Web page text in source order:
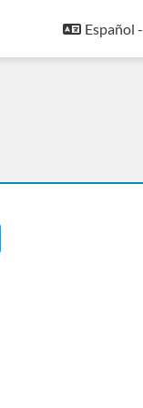
Español
cursos